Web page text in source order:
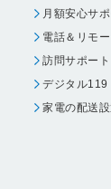
月額安心サポ
電話＆リモー
訪問サポート
デジタル119
家電の配送